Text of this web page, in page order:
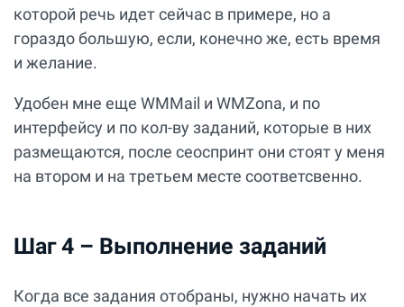
которой речь идет сейчас в примере, но а
гораздо большую, если, конечно же, есть время
и желание.
Удобен мне еще WMMail и WMZona, и по
интерфейсу и по кол-ву заданий, которые в них
размещаются, после сеоспринт они стоят у меня
на втором и на третьем месте соответсвенно.
Шаг 4 – Выполнение заданий
Когда все задания отобраны, нужно начать их